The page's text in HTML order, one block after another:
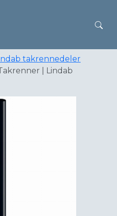
takrennedeler
| Lindab